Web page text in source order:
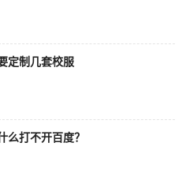
定制几套校服
么打不开百度？